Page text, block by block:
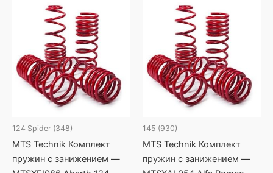
124 Spider (348)
MTS Technik Комплект
пружин с занижением —
145 (930)
MTS Technik Комплект
пружин с занижением —